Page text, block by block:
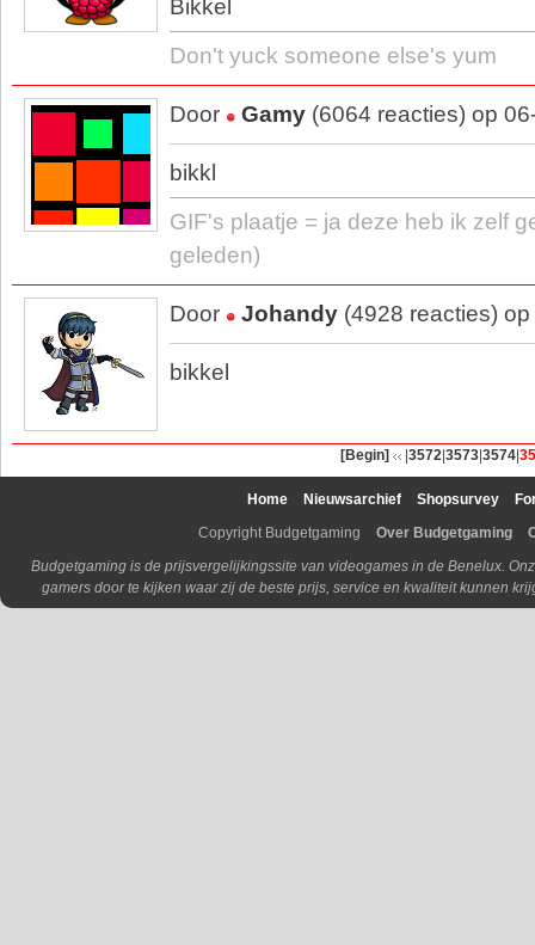
Bikkel
Don't yuck someone else's yum
Door Gamy (6064 reacties) op
bikkl
GIF's plaatje = ja deze heb ik zelf
geleden)
Door Johandy (4928 reacties)
bikkel
[Begin] 3572 3573 3574
Home Nieuwsarchief Shopsurvey
Copyright Budgetgaming
Over Budgetgaming
Budgetgaming is de prijsvergelijkingssite van videogames in de Benelux.
gamers door te kijken waar zij de beste prijs, service en kwaliteit kunnen